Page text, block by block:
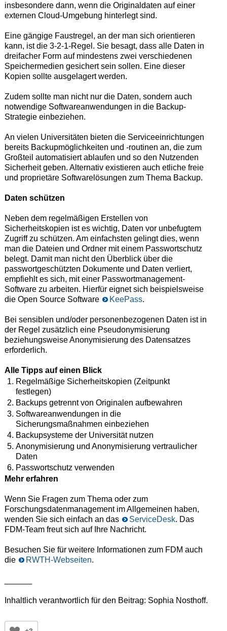
insbesondere dann, wenn die Originaldaten auf einer
externen Cloud-Umgebung hinterlegt sind.
Eine gängige Faustregel, an der man sich orientieren
kann, ist die 3-2-1-Regel. Sie besagt, dass alle Daten in
dreifacher Form auf mindestens zwei verschiedenen
Speichermedien gesichert sein sollen. Eine dieser
Kopien sollte ausgelagert werden.
Zudem sollte man nicht nur die Daten, sondern auch
notwendige Softwareanwendungen in die Backup-
Strategie einbeziehen.
An vielen Universitäten bieten die Serviceeinrichtungen
bereits Backupmöglichkeiten und -routinen an, die zum
Großteil automatisiert ablaufen und so den Nutzenden
Sicherheit geben. Alternativ existieren auch etliche freie
und proprietäre Softwarelösungen zum Thema Backup.
Daten schützen
Neben dem regelmäßigen Erstellen von
Sicherheitskopien ist es wichtig, Daten vor unbefugtem
Zugriff zu schützen. Am einfachsten gelingt dies, wenn
man die Dateien und Ordner mit einem Passwortschutz
belegt. Damit man nicht den Überblick über die
passwortgeschützten Dokumente und Daten verliert,
empfiehlt es sich, mit einer Passwortmanagement-
Software zu arbeiten. Hierfür eignet sich beispielsweise
die Open Source Software
KeePass.
Bei sensiblen und/oder personenbezogenen Daten ist in
der Regel zusätzlich eine Pseudonymisierung
beziehungsweise Anonymisierung des Datensatzes
erforderlich.
Alle Tipps auf einen Blick
Regelmäßige Sicherheitskopien (Zeitpunkt
festlegen)
Backups getrennt von Originalen aufbewahren
Softwareanwendungen in die
Sicherungsmaßnahmen einbeziehen
Backupsysteme der Universität nutzen
Anonymisierung und Anonymisierung vertraulicher
Daten
Passwortschutz verwenden
Mehr erfahren
Wenn Sie Fragen zum Thema oder zum
Forschungsdatenmanagement im Allgemeinen haben,
wenden Sie sich einfach an das
ServiceDesk. Das
FDM-Team freut sich auf Ihre Nachricht.
Besuchen Sie für weitere Informationen zum FDM auch
die
RWTH-Webseiten.
Inhaltlich verantwortlich für den Beitrag: Sophia Nosthoff.